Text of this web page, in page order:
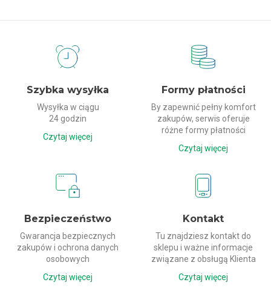
Dlaczego my?
Szybka wysyłka
Wysyłka w ciągu
24 godzin
Czytaj więcej
Formy płatności
By zapewnić pełny komfort
zakupów, serwis oferuje
różne formy płatności
Czytaj więcej
Bezpieczeństwo
Gwarancja bezpiecznych
zakupów i ochrona danych
osobowych
Czytaj więcej
Kontakt
Tu znajdziesz kontakt do
sklepu i ważne informacje
związane z obsługą Klienta
Czytaj więcej